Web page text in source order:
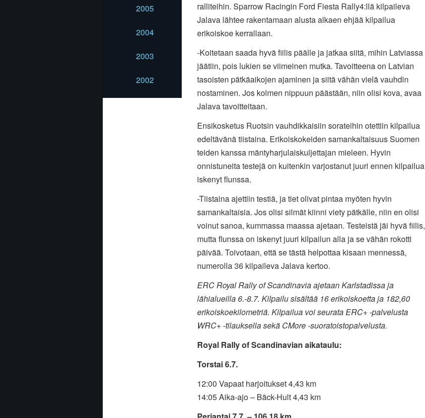
2005
2004
2003
2002
ralliteihin. Sparrow Racingin Ford Fiesta Rally4:llä kilpaileva
Jalava lähtee rakentamaan alusta alkaen ehjää kilpailua
erikoiskoe kerrallaan.
-Koitetaan saada hyvä fiilis päälle ja jatkaa siitä, mihin Latviassa
jäätiin, pois lukien se viimeinen mutka. Tavoitteena on Latvian
tasoisten pätkäaikojen ajaminen ja siitä vähän vielä vauhdin
nostaminen. Jos kolmen nippuun päästään, niin olisi kova, avaa
Jalava tavoitteitaan.
Ensikosketus Ruotsin vauhdikkaisiin sorateihin otettiin kilpailua
edeltävänä tiistaina. Erikoiskokeiden samankaltaisuus Suomen
teiden kanssa mäntyharjulaiskuljettajan mieleen. Hyvin
onnistuneita testejä on kuitenkin varjostanut juuri ennen kilpailua
iskenyt flunssa.
-Tiistaina ajettiin testiä, ja tiet olivat pintaa myöten hyvin
samankaltaisia. Jos olisi silmät kiinni viety pätkälle, niin en olisi
voinut sanoa, kummassa maassa ajetaan. Testeistä jäi hyvä fiilis,
mutta flunssa on iskenyt juuri kilpailun alla ja se vähän rokotti
päivää. Toivotaan, että se tästä helpottaa kisaan mennessä,
numerolla 36 kilpaileva Jalava kertoo.
ERC Royal Rally of Scandinavia ajetaanKarlstadissa ja
lähialueilla 6.-8.7. Kilpailu sisältää 16 erikoiskoetta ja 182,60
erikoiskoekilometriä. Kilpailua voi seurata ERC+ -palvelusta
WRC+ -tilauksella sekä CMore -suoratoistopalvelusta.
Royal Rally of Scandinavian aikataulu:
Torstai 6.7.
12:00 Vapaat harjoitukset 4,43 km
14:05 Aika-ajo – Bäck-Hult 4,43 km